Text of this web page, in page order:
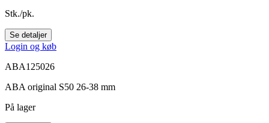
Stk./pk.
Se detaljer
Login og køb
ABA125026
ABA original S50 26-38 mm
På lager